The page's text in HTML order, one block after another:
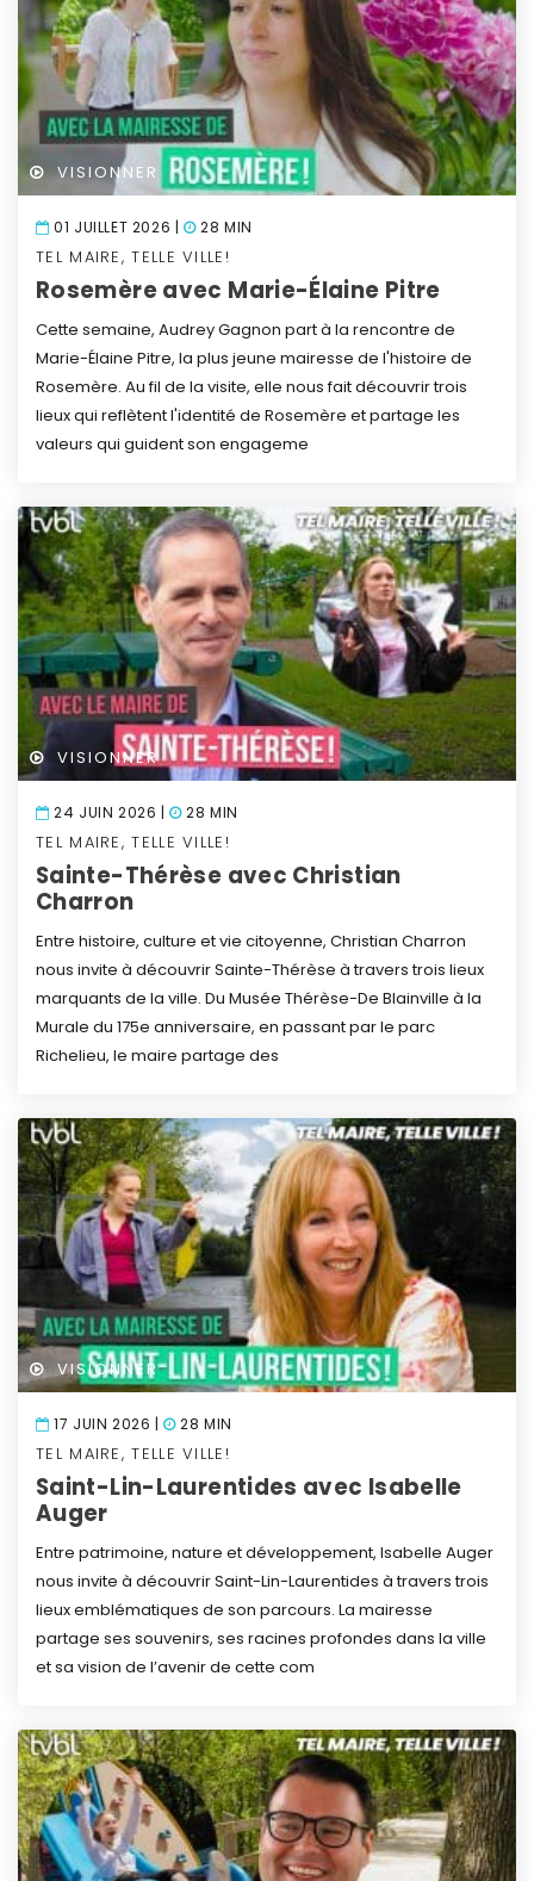
VISIONNER
01 JUILLET 2026 | 28 MIN
TEL MAIRE, TELLE VILLE!
Rosemère avec Marie-Élaine Pitre
Cette semaine, Audrey Gagnon part à la rencontre de
Marie-Élaine Pitre, la plus jeune mairesse de l'histoire de
Rosemère. Au fil de la visite, elle nous fait découvrir trois
lieux qui reflètent l'identité de Rosemère et partage les
valeurs qui guident son engageme
VISIONNER
24 JUIN 2026 | 28 MIN
TEL MAIRE, TELLE VILLE!
Sainte-Thérèse avec Christian
Charron
Entre histoire, culture et vie citoyenne, Christian Charron
nous invite à découvrir Sainte-Thérèse à travers trois lieux
marquants de la ville. Du Musée Thérèse-De Blainville à la
Murale du 175e anniversaire, en passant par le parc
Richelieu, le maire partage des
VISIONNER
17 JUIN 2026 | 28 MIN
TEL MAIRE, TELLE VILLE!
Saint-Lin-Laurentides avec Isabelle
Auger
Entre patrimoine, nature et développement, Isabelle Auger
nous invite à découvrir Saint-Lin-Laurentides à travers trois
lieux emblématiques de son parcours. La mairesse
partage ses souvenirs, ses racines profondes dans la ville
et sa vision de l’avenir de cette com